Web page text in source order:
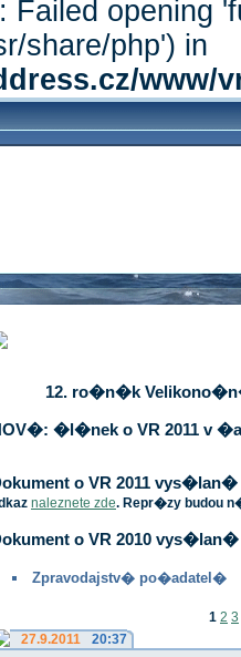
Failed opening
share/php') in
www/
12. ro�n�k
�l�nek o VR 2011 v
o VR 2011
naleznete zde. Repr�zy budou
o VR 2010
Zpravodajstv� po�adatel�
1 2 3
27.9.2011
20:37